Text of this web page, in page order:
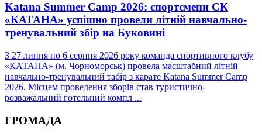
Katana Summer Camp 2026: спортсмени СК
«КАТАНА» успішно провели літній навчально-
тренувальний збір на Буковині
З 27 липня по 6 серпня 2026 року команда спортивного клубу
«КАТАНА» (м. Чорноморськ) провела масштабний літній
навчально-тренувальний табір з карате Katana Summer Camp
2026. Місцем проведення зборів став туристично-
розважальний готельний компл ...
ГРОМАДА